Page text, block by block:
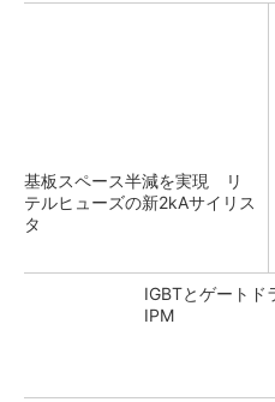
基板スペース半減を実現 リ
テルヒューズの新2kAサイリス
タ
IGBTとゲートド
IPM